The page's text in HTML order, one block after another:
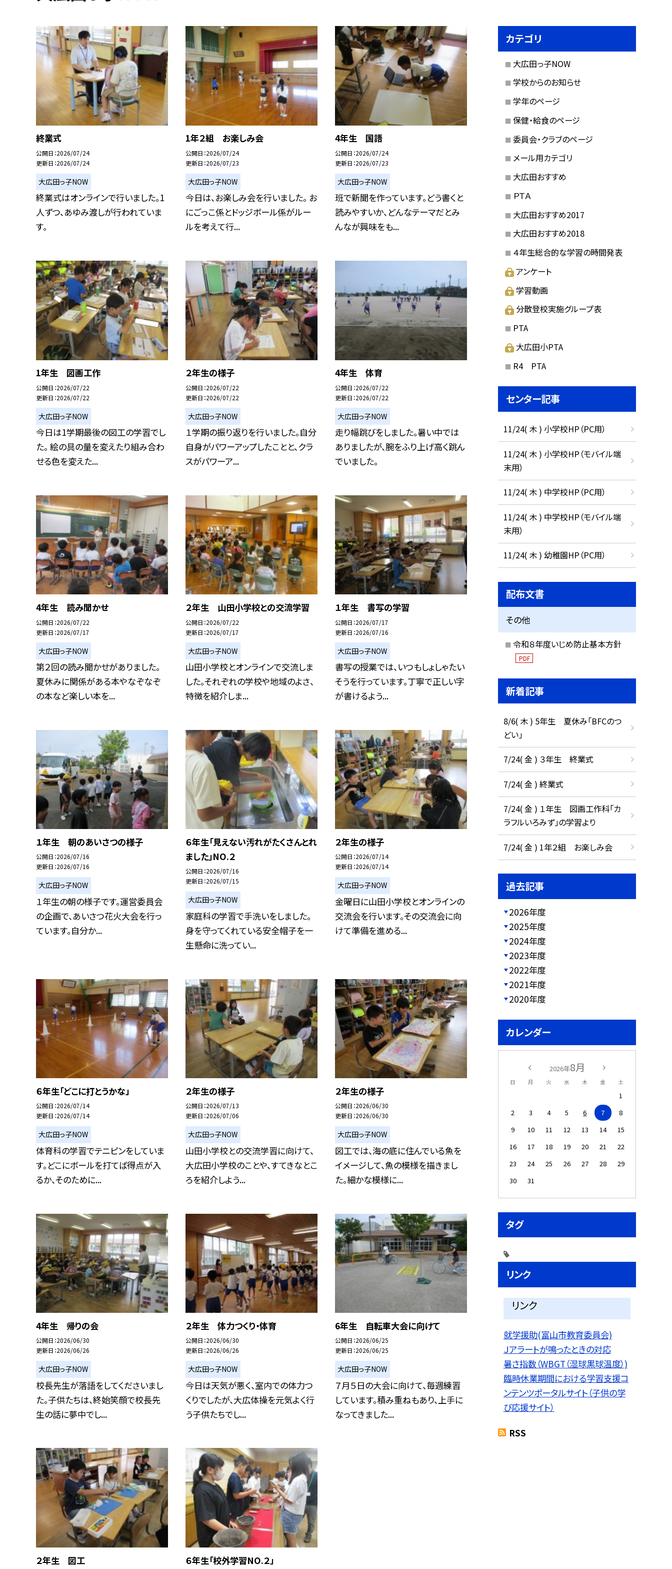
終業式
公開日 2026/07/24
更新日 2026/07/24
大広田っ子NOW
終業式はオンラインで行いました。1
人ずつ、あゆみ渡しが行われていま
す。
1年２組 お楽しみ会
公開日 2026/07/24
更新日 2026/07/23
大広田っ子NOW
今日は、お楽しみ会を行いました。 お
にごっこ係とドッジボール係がルー
ルを考えて行...
4年生 国語
公開日 2026/07/24
更新日 2026/07/23
大広田っ子NOW
班で新聞を作っています。どう書くと
読みやすいか、どんなテーマだとみ
んなが興味をも...
1年生 図画工作
公開日 2026/07/22
更新日 2026/07/22
大広田っ子NOW
今日は1学期最後の図工の学習でし
た。 絵の具の量を変えたり組み合わ
せる色を変えた...
２年生の様子
公開日 2026/07/22
更新日 2026/07/22
大広田っ子NOW
１学期の振り返りを行いました。自分
自身がパワーアップしたことと、クラ
スがパワーア...
4年生 体育
公開日 2026/07/22
更新日 2026/07/22
大広田っ子NOW
走り幅跳びをしました。暑い中では
ありましたが、腕をふり上げ高く跳ん
でいました。
4年生 読み聞かせ
公開日 2026/07/22
更新日 2026/07/17
大広田っ子NOW
第２回の読み聞かせがありました。
夏休みに関係がある本やなぞなぞ
の本など楽しい本を...
２年生 山田小学校との交流学習
公開日 2026/07/22
更新日 2026/07/17
大広田っ子NOW
山田小学校とオンラインで交流しま
した。それぞれの学校や地域のよさ、
特徴を紹介しま...
１年生 書写の学習
公開日 2026/07/17
更新日 2026/07/16
大広田っ子NOW
書写の授業では、いつもしょしゃたい
そうを行っています。丁寧で正しい字
が書けるよう...
１年生 朝のあいさつの様子
公開日 2026/07/16
更新日 2026/07/16
大広田っ子NOW
１年生の朝の様子です。運営委員会
の企画で、あいさつ花火大会を行っ
ています。自分か...
６年生「見えない汚れがたくさんとれ
ました」NO.２
公開日 2026/07/16
更新日 2026/07/15
大広田っ子NOW
家庭科の学習で手洗いをしました。
身を守ってくれている安全帽子を一
生懸命に洗ってい...
２年生の様子
公開日 2026/07/14
更新日 2026/07/14
大広田っ子NOW
金曜日に山田小学校とオンラインの
交流会を行います。その交流会に向
けて準備を進める...
６年生「どこに打とうかな」
公開日 2026/07/14
更新日 2026/07/14
大広田っ子NOW
体育科の学習でテニピンをしていま
す。どこにボールを打てば得点が入
るか、そのために...
２年生の様子
公開日 2026/07/13
更新日 2026/07/06
大広田っ子NOW
山田小学校との交流学習に向けて、
大広田小学校のことや、すてきなとこ
ろを紹介しよう...
２年生の様子
公開日 2026/06/30
更新日 2026/06/30
大広田っ子NOW
図工では、海の底に住んでいる魚を
イメージして、魚の模様を描きまし
た。細かな模様に...
4年生 帰りの会
公開日 2026/06/30
更新日 2026/06/26
大広田っ子NOW
校長先生が落語をしてくださいまし
た。子供たちは、終始笑顔で校長先
生の話に夢中でし...
２年生 体力つくり・体育
公開日 2026/06/30
更新日 2026/06/26
大広田っ子NOW
今日は天気が悪く、室内での体力つ
くりでしたが、大広体操を元気よく行
う子供たちでし...
6年生 自転車大会に向けて
公開日 2026/06/25
更新日 2026/06/25
大広田っ子NOW
７月５日の大会に向けて、毎週練習
しています。積み重ねもあり、上手に
なってきました...
２年生 図工 ６年生「校外学習NO.２」
カテゴリ
大広田っ子NOW
学校からのお知らせ
学年のページ
保健・給食のページ
委員会・クラブのページ
メール用カテゴリ
大広田おすすめ
ＰＴＡ
大広田おすすめ2017
大広田おすすめ2018
４年生総合的な学習の時間発表
アンケート
学習動画
分散登校実施グループ表
PTA
大広田小PTA
R4 PTA
センター記事
11/24( 木 ) 小学校HP（PC用）
11/24( 木 ) 小学校HP（モバイル端
末用）
11/24( 木 ) 中学校HP（PC用）
11/24( 木 ) 中学校HP（モバイル端
末用）
11/24( 木 ) 幼稚園HP（PC用）
配布文書
その他
令和８年度いじめ防止基本方針
PDF
新着記事
8/6( 木 ) 5年生 夏休み「BFCのつ
どい」
7/24( 金 ) ３年生 終業式
7/24( 金 ) 終業式
7/24( 金 ) １年生 図画工作科「カ
ラフルいろみず」の学習より
7/24( 金 ) 1年２組 お楽しみ会
過去記事
2026年度
2025年度
2024年度
2023年度
2022年度
2021年度
2020年度
カレンダー
2026年8月
日 月 火 水 木 金 土
1
2
3 4 5 6 7
8
9
10 11 12 13 14
15
16
17 18 19 20 21
22
23
24 25 26 27 28
29
30
31
タグ
リンク
リンク
就学援助(富山市教育委員会)
Ｊアラートが鳴ったときの対応
暑さ指数（WBGT（湿球黒球温度）)
臨時休業期間における学習支援コ
ンテンツポータルサイト（子供の学
び応援サイト）
RSS